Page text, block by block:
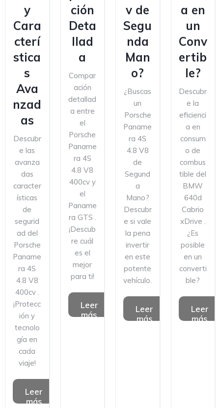
y
Cara
cterí
stica
s
Ava
nzad
as
Descubr
e las
avanza
das
caracter
ísticas
de
segurid
ad del
Porsche
Paname
ra 4S
4.8 V8
400cv .
¡Protecc
ión y
tecnolo
gía en
cada
viaje!
Leer
más
ción
Deta
llad
a
Compar
ación
detallad
a entre
el
Porsche
Paname
ra 4S
4.8 V8
400cv y
el
Paname
ra GTS .
¡Descub
re cuál
es el
mejor
para ti!
Leer
más
v de
Segu
nda
Man
o?
¿Buscas
un
Porsche
Paname
ra 4S
4.8 V8
de
Segund
a
Mano?
Descubr
e si vale
la pena
invertir
en este
potente
vehículo.
Leer
más
a en
un
Conv
ertib
le?
Descubr
e la
eficienci
a en
consum
o de
combus
tible del
BMW
640d
Cabrio
xDrive .
¿Es
posible
en un
converti
ble?
Leer
más